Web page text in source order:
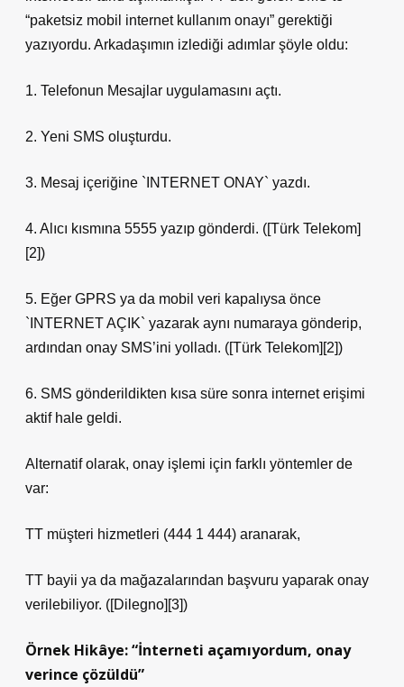
“paketsiz mobil internet kullanım onayı” gerektiği
yazıyordu. Arkadaşımın izlediği adımlar şöyle oldu:
1. Telefonun Mesajlar uygulamasını açtı.
2. Yeni SMS oluşturdu.
3. Mesaj içeriğine `INTERNET ONAY` yazdı.
4. Alıcı kısmına 5555 yazıp gönderdi. ([Türk Telekom]
[2])
5. Eğer GPRS ya da mobil veri kapalıysa önce
`INTERNET AÇIK` yazarak aynı numaraya gönderip,
ardından onay SMS’ini yolladı. ([Türk Telekom][2])
6. SMS gönderildikten kısa süre sonra internet erişimi
aktif hale geldi.
Alternatif olarak, onay işlemi için farklı yöntemler de
var:
TT müşteri hizmetleri (444 1 444) aranarak,
TT bayii ya da mağazalarından başvuru yaparak onay
verilebiliyor. ([Dilegno][3])
Örnek Hikâye: “İnterneti açamıyordum, onay
verince çözüldü”